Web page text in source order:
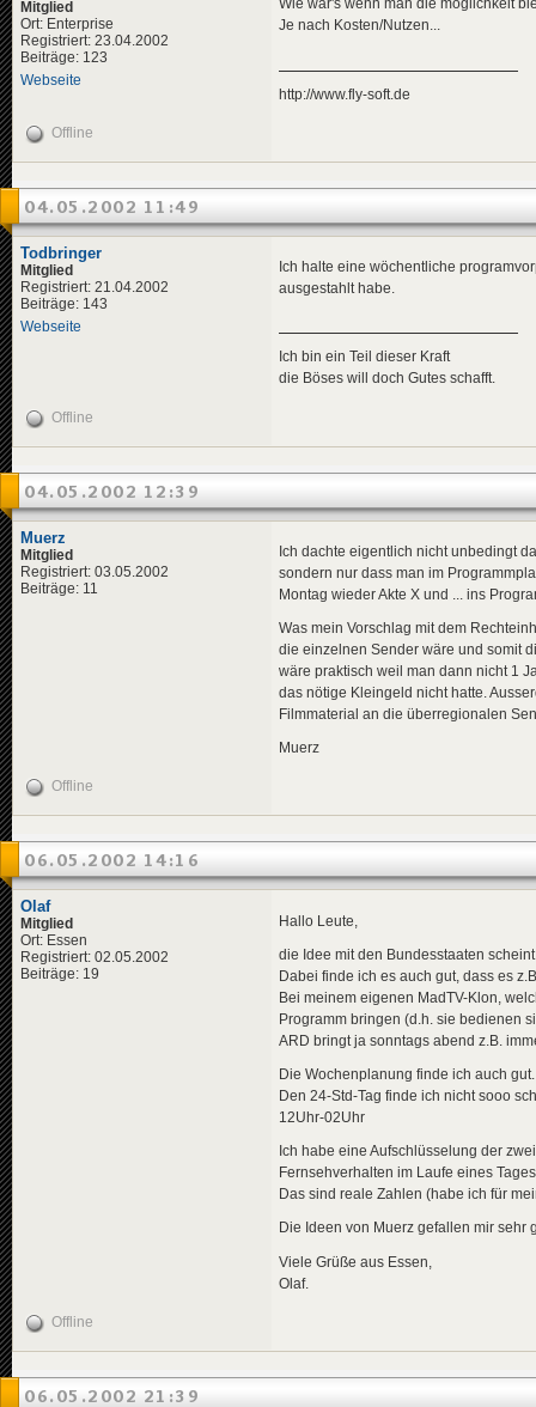
Mitglied
Ort: Enterprise
Registriert: 23.04.2002
Beiträge: 123
Webseite
Wie wär's wenn man die möglichkeit
Je nach Kosten/Nutzen...
http://www.fly-soft.de
Offline
04.05.2002 11:49
Todbringer
Mitglied
Registriert: 21.04.2002
Beiträge: 143
Webseite
Ich halte eine wöchentliche
ausgestahlt habe.
Ich bin ein Teil dieser Kraft
die Böses will doch Gutes schafft.
Offline
04.05.2002 12:39
Muerz
Mitglied
Registriert: 03.05.2002
Beiträge: 11
Ich dachte eigentlich nicht unbedingt
sondern nur dass man im
Montag wieder Akte X und ... ins
Was mein Vorschlag mit dem
die einzelnen Sender wäre und somit
wäre praktisch weil man dann nicht 1
das nötige Kleingeld nicht hatte.
Filmmaterial an die überregionalen
Muerz
Offline
06.05.2002 14:16
Olaf
Mitglied
Ort: Essen
Registriert: 02.05.2002
Beiträge: 19
Hallo Leute,
die Idee mit den Bundesstaaten
Dabei finde ich es auch gut, dass es
Bei meinem eigenen MadTV-Klon,
Programm bringen (d.h. sie bedienen
ARD bringt ja sonntags abend z.B.
Die Wochenplanung finde ich auch gut.
Den 24-Std-Tag finde ich nicht sooo
12Uhr-02Uhr
Ich habe eine Aufschlüsselung der
Fernsehverhalten im Laufe eines
Das sind reale Zahlen (habe ich für
Die Ideen von Muerz gefallen mir sehr
Viele Grüße aus Essen,
Olaf.
Offline
06.05.2002 21:39